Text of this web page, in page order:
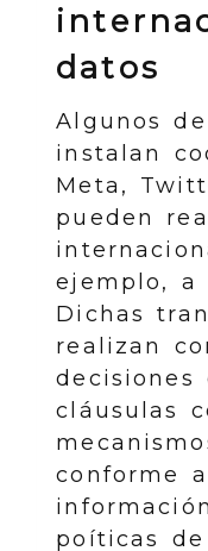
datos
Algunos
instalan
Meta,
pueden
ejemplo, a
Dichas
realizan
decisiones
cláusulas
conforme
poíticas